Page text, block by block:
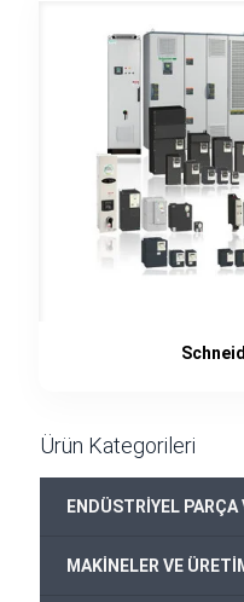
Ürün Kategorileri
ENDÜSTRİYEL
MAKİNELER VE